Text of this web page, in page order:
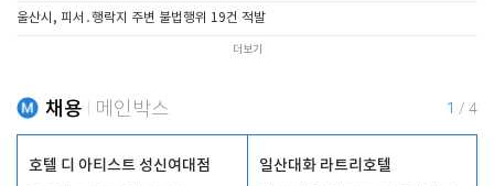
울산시, 피서․행락지 주변 불법행위 19건 적발
더보기
채용 메인박스 1 / 4
호텔 디 아티스트 성신여대점 일산대화 라트리호텔